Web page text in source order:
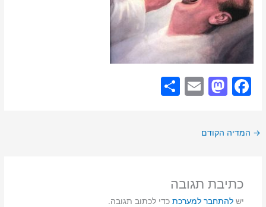
F
e
o
o
M
o
o
n
E
→ המדיה הקודם
כתיבת תגובה
יש להתחבר למערכתכדי לכתוב תגובה.